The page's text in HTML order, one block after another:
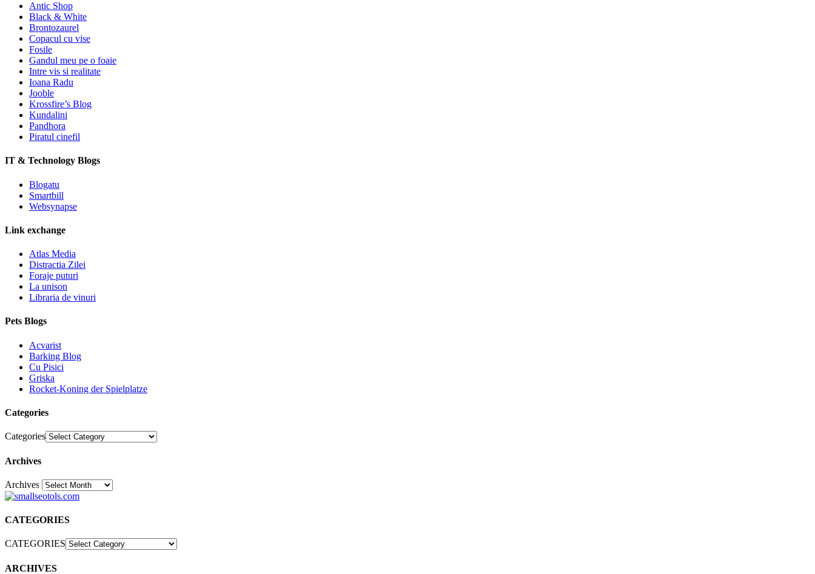
Antic Shop
Black & White
Brontozaurel
Copacul cu vise
Fosile
Gandul meu pe o foaie
Intre vis si realitate
Ioana Radu
Jooble
Krossfire’s Blog
Kundalini
Pandhora
Piratul cinefil
IT & Technology Blogs
Blogatu
Smartbill
Websynapse
Link exchange
Atlas Media
Distractia Zilei
Foraje puturi
La unison
Libraria de vinuri
Pets Blogs
Acvarist
Barking Blog
Cu Pisici
Griska
Rocket-Koning der Spielplatze
Categories
Categories
Archives
Archives30
CATEGORIES
CATEGORIES
ARCHIVES